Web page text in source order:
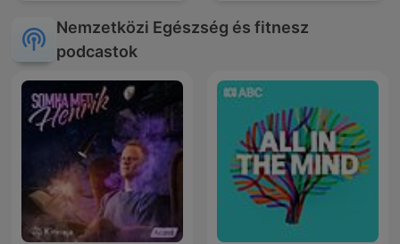
Nemzetközi Egészség és fitnesz
podcastok